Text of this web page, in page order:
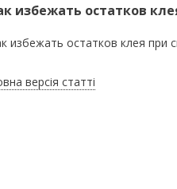
избежать остатков
избежать остатков клея при
версія статті